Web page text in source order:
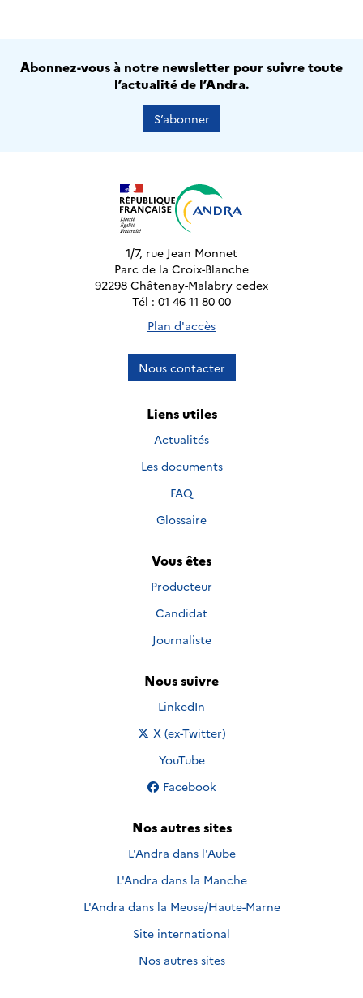
Abonnez-vous à notre newsletter pour suivre toute
l’actualité de l’Andra.
S’abonner
1/7, rue Jean Monnet
Parc de la Croix-Blanche
92298 Châtenay-Malabry cedex
Tél : 01 46 11 80 00
Plan d'accès
Nous contacter
Liens utiles
Actualités
Les documents
FAQ
Glossaire
Vous êtes
Producteur
Candidat
Journaliste
Nous suivre
Nous suivre sur
LinkedIn
Nous suivre sur
X (ex-Twitter)
Nous suivre sur
YouTube
Nous suivre sur
Facebook
Nos autres sites
L'Andra dans l'Aube
L'Andra dans la Manche
L'Andra dans la Meuse/Haute-Marne
Site international
Nos autres sites